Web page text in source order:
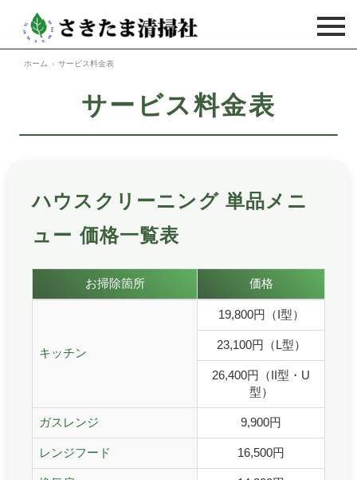
ハウスクリーニング
ハウスクリーニングTOP
キッチン
レンジフード
換気扇
浴室
エアコン
エアコン室外機
ガラス・サッシ・網戸
法人のお客様
フロア（床）ハクリ
カーペット
業務用エアコン
照明器具・LED・蛍光灯
ブラインド
大家様向け中古物件
不動産業者様向け中古物件
料金表
ご利用の流れ
よくあるご質問
施工事例
法人清掃
空室清掃
ホーム サービス料金表
サービス料金表
ハウスクリーニング 単品メニ
ュー 価格一覧表
ハウスクリーニング単品メニューの価格一覧表です。
ハウスクリーニング単品メニュー 価格一覧表
お掃除箇所 価格
キッチン
19,800円（I型）
23,100円（L型）
26,400円（II型・U
型）
ガスレンジ 9,900円
レンジフード 16,500円